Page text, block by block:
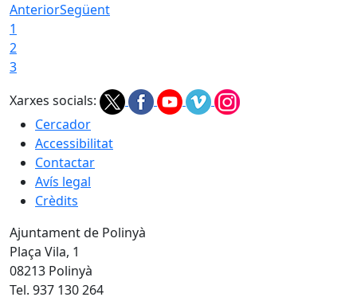
AnteriorSegüent
1
2
3
Xarxes socials:
Cercador
Accessibilitat
Contactar
Avís legal
Crèdits
Ajuntament de Polinyà
Plaça Vila, 1
08213 Polinyà
Tel. 937 130 264